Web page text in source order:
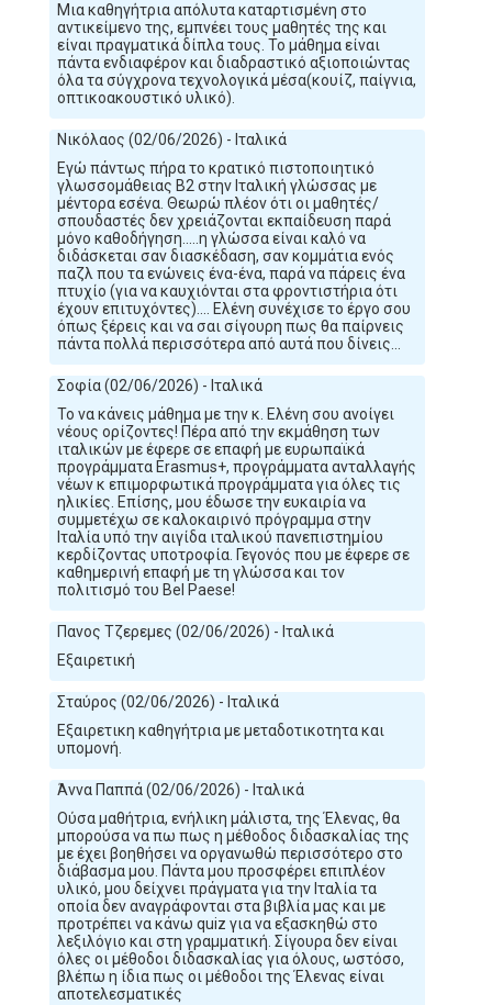
Μια καθηγήτρια απόλυτα καταρτισμένη στο
αντικείμενο της, εμπνέει τους μαθητές της και
είναι πραγματικά δίπλα τους. Το μάθημα είναι
πάντα ενδιαφέρον και διαδραστικό αξιοποιώντας
όλα τα σύγχρονα τεχνολογικά μέσα(κουίζ, παίγνια,
οπτικοακουστικό υλικό).
Νικόλαος (02/06/2026) - Ιταλικά
Εγώ πάντως πήρα το κρατικό πιστοποιητικό
γλωσσομάθειας Β2 στην Ιταλική γλώσσας με
μέντορα εσένα. Θεωρώ πλέον ότι οι μαθητές/
σπουδαστές δεν χρειάζονται εκπαίδευση παρά
μόνο καθοδήγηση.....η γλώσσα είναι καλό να
διδάσκεται σαν διασκέδαση, σαν κομμάτια ενός
παζλ που τα ενώνεις ένα-ένα, παρά να πάρεις ένα
πτυχίο (για να καυχιόνται στα φροντιστήρια ότι
έχουν επιτυχόντες).... Ελένη συνέχισε το έργο σου
όπως ξέρεις και να σαι σίγουρη πως θα παίρνεις
πάντα πολλά περισσότερα από αυτά που δίνεις...
Σοφία (02/06/2026) - Ιταλικά
Το να κάνεις μάθημα με την κ. Ελένη σου ανοίγει
νέους ορίζοντες! Πέρα από την εκμάθηση των
ιταλικών με έφερε σε επαφή με ευρωπαϊκά
προγράμματα Erasmus+, προγράμματα ανταλλαγής
νέων κ επιμορφωτικά προγράμματα για όλες τις
ηλικίες. Επίσης, μου έδωσε την ευκαιρία να
συμμετέχω σε καλοκαιρινό πρόγραμμα στην
Ιταλία υπό την αιγίδα ιταλικού πανεπιστημίου
κερδίζοντας υποτροφία. Γεγονός που με έφερε σε
καθημερινή επαφή με τη γλώσσα και τον
πολιτισμό του Bel Paese!
Πανος Τζερεμες (02/06/2026) - Ιταλικά
Εξαιρετική
Σταύρος (02/06/2026) - Ιταλικά
Εξαιρετικη καθηγήτρια με μεταδοτικοτητα και
υπομονή.
Άννα Παππά (02/06/2026) - Ιταλικά
Ούσα μαθήτρια, ενήλικη μάλιστα, της Έλενας, θα
μπορούσα να πω πως η μέθοδος διδασκαλίας της
με έχει βοηθήσει να οργανωθώ περισσότερο στο
διάβασμα μου. Πάντα μου προσφέρει επιπλέον
υλικό, μου δείχνει πράγματα για την Ιταλία τα
οποία δεν αναγράφονται στα βιβλία μας και με
προτρέπει να κάνω quiz για να εξασκηθώ στο
λεξιλόγιο και στη γραμματική. Σίγουρα δεν είναι
όλες οι μέθοδοι διδασκαλίας για όλους, ωστόσο,
βλέπω η ίδια πως οι μέθοδοι της Έλενας είναι
αποτελεσματικές